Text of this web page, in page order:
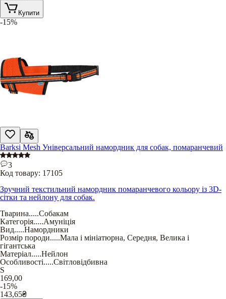
Купити
-15%
Barksi Mesh Універсальний намордник для собак, помаранчевий
3
Код товару: 17105
Зручний текстильний намордник помаранчевого кольору із 3D-
сітки та нейлону для собак.
Тварина.....Собакам
Категорія.....Амуніція
Вид.....Намордники
Розмір породи.....Мала і мініатюрна, Середня, Велика і
гігантська
Матеріал.....Нейлон
Особливості.....Світловідбивна
S
169,00
-15%
143,65₴